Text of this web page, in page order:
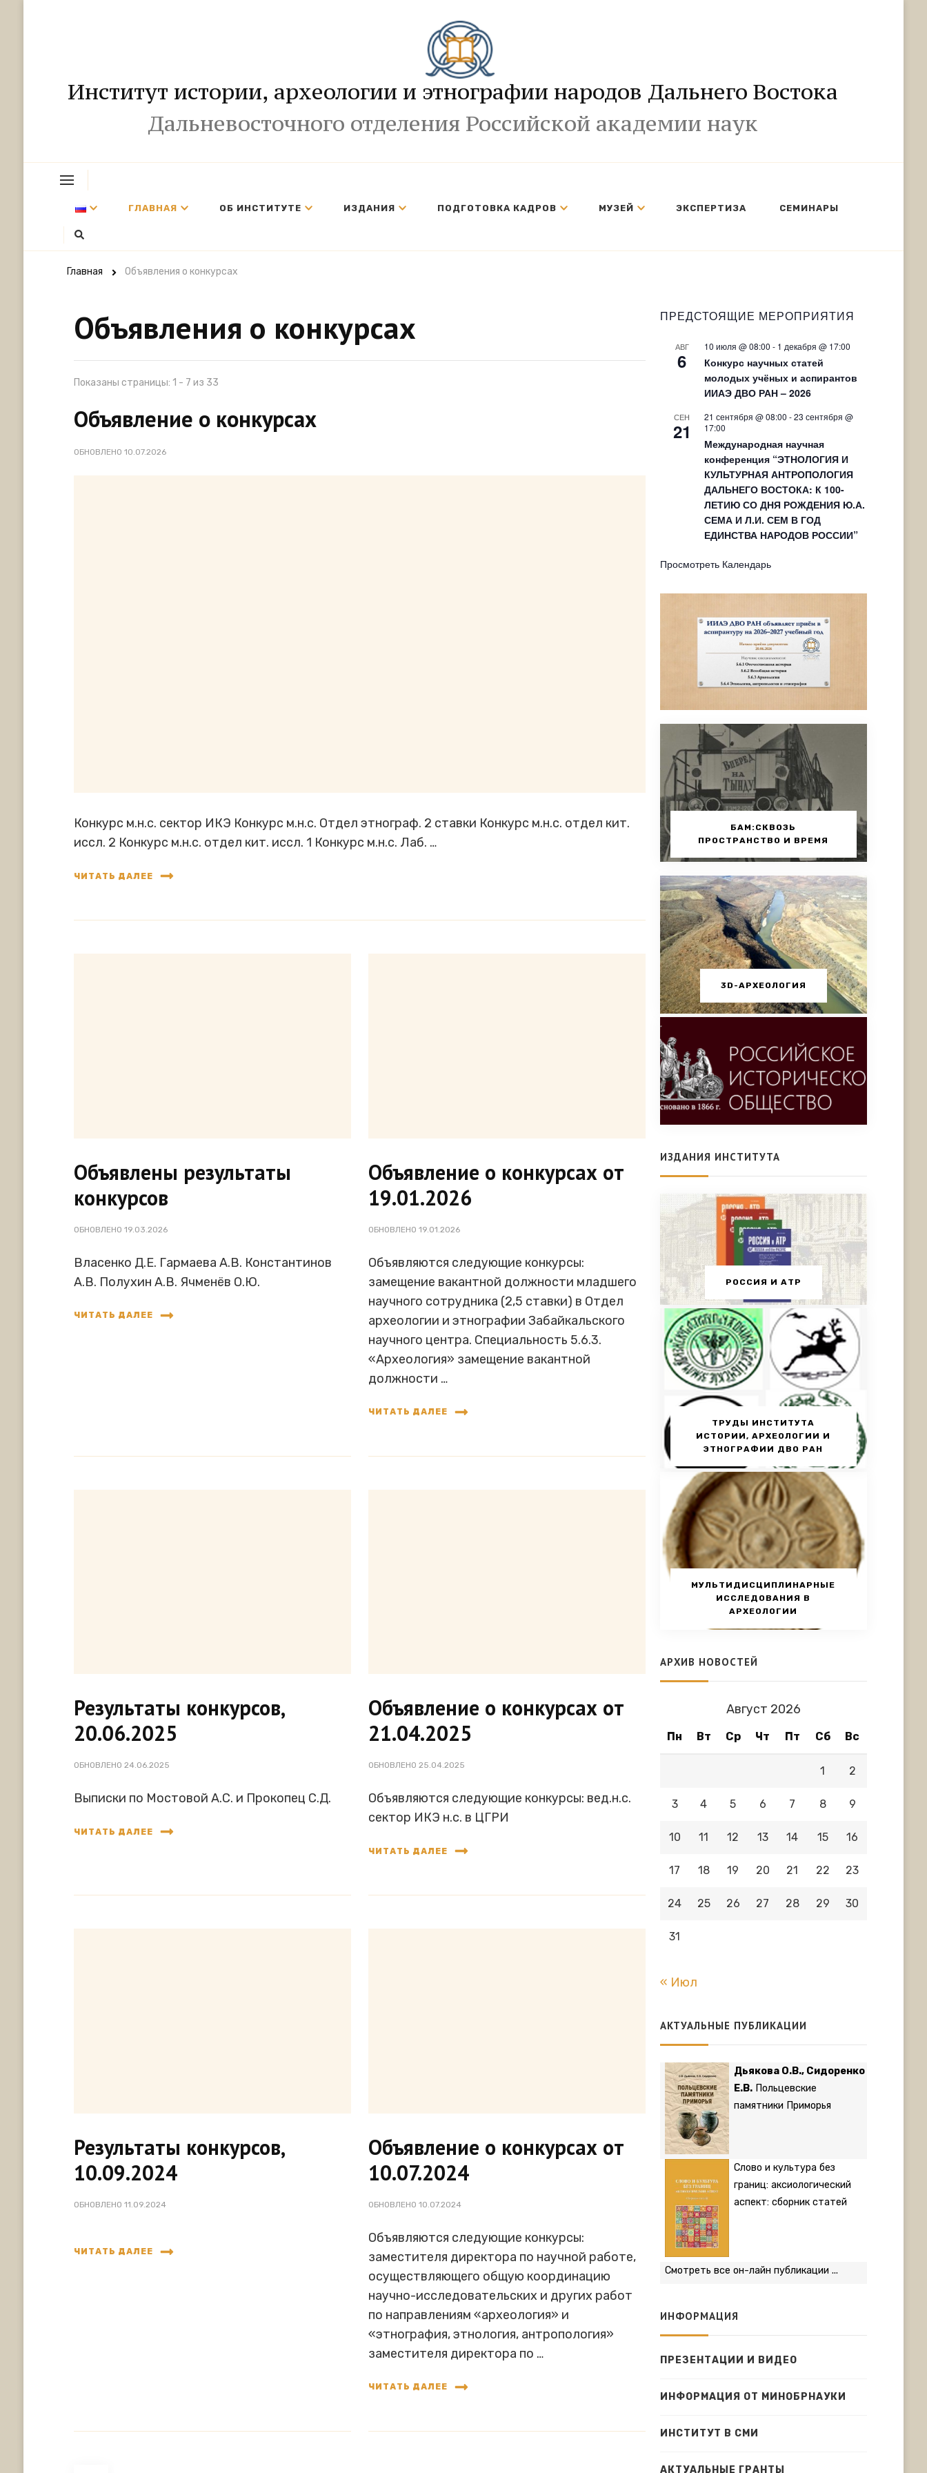
Институт истории, археологии и этнографии народов Дальнего Востока
Дальневосточного отделения Российской академии наук
ГЛАВНАЯ ОБ ИНСТИТУТЕ ИЗДАНИЯ ПОДГОТОВКА КАДРОВ МУЗЕЙ ЭКСПЕРТИЗА СЕМИНАРЫ
Главная Объявления о конкурсах
Объявления о конкурсах
Показаны страницы: 1 - 7 из 33
Объявление о конкурсах
ОБНОВЛЕНО10.07.2026
Конкурс м.н.с. сектор ИКЭ Конкурс м.н.с. Отдел этнограф. 2 ставки Конкурс м.н.с. отдел кит.
иссл. 2 Конкурс м.н.с. отдел кит. иссл. 1 Конкурс м.н.с. Лаб. …
ЧИТАТЬ ДАЛЕЕ
Объявлены результаты
конкурсов
ОБНОВЛЕНО19.03.2026
Власенко Д.Е. Гармаева А.В. Константинов
А.В. Полухин А.В. Ячменёв О.Ю.
ЧИТАТЬ ДАЛЕЕ
Объявление о конкурсах от
19.01.2026
ОБНОВЛЕНО19.01.2026
Объявляются следующие конкурсы:
замещение вакантной должности младшего
научного сотрудника (2,5 ставки) в Отдел
археологии и этнографии Забайкальского
научного центра. Специальность 5.6.3.
«Археология» замещение вакантной
должности …
ЧИТАТЬ ДАЛЕЕ
Результаты конкурсов,
20.06.2025
ОБНОВЛЕНО24.06.2025
Выписки по Мостовой А.С. и Прокопец С.Д.
ЧИТАТЬ ДАЛЕЕ
Объявление о конкурсах от
21.04.2025
ОБНОВЛЕНО25.04.2025
Объявляются следующие конкурсы: вед.н.с.
сектор ИКЭ н.с. в ЦГРИ
ЧИТАТЬ ДАЛЕЕ
Результаты конкурсов,
10.09.2024
ОБНОВЛЕНО11.09.2024
ЧИТАТЬ ДАЛЕЕ
Объявление о конкурсах от
10.07.2024
ОБНОВЛЕНО10.07.2024
Объявляются следующие конкурсы:
заместителя директора по научной работе,
осуществляющего общую координацию
научно-исследовательских и других работ
по направлениям «археология» и
«этнография, этнология, антропология»
заместителя директора по …
ЧИТАТЬ ДАЛЕЕ
ПРЕДСТОЯЩИЕ МЕРОПРИЯТИЯ
АВГ
6
10 июля @ 08:00 - 1 декабря @ 17:00
Конкурс научных статей
молодых учёных и аспирантов
ИИАЭ ДВО РАН – 2026
СЕН
21
21 сентября @ 08:00 -23 сентября @
17:00
Международная научная
конференция “ЭТНОЛОГИЯ И
КУЛЬТУРНАЯ АНТРОПОЛОГИЯ
ДАЛЬНЕГО ВОСТОКА: К 100-
ЛЕТИЮ СО ДНЯ РОЖДЕНИЯ Ю.А.
СЕМА И Л.И. СЕМ В ГОД
ЕДИНСТВА НАРОДОВ РОССИИ”
Просмотреть Календарь
БАМ:СКВОЗЬ
ПРОСТРАНСТВО И ВРЕМЯ
3D-АРХЕОЛОГИЯ
ИЗДАНИЯ ИНСТИТУТА
РОССИЯ И АТР
ТРУДЫ ИНСТИТУТА
ИСТОРИИ, АРХЕОЛОГИИ И
ЭТНОГРАФИИ ДВО РАН
МУЛЬТИДИСЦИПЛИНАРНЫЕ
ИССЛЕДОВАНИЯ В
АРХЕОЛОГИИ
АРХИВ НОВОСТЕЙ
Август 2026
Пн Вт Ср Чт Пт Сб Вс
1 2
3 4 5 6 7 8 9
10 11 12 13 14 15 16
17 18 19 20 21 22 23
24 25 26 27 28 29 30
31
« Июл
АКТУАЛЬНЫЕ ПУБЛИКАЦИИ
Дьякова О.В., Сидоренко
Е.В.Польцевские
памятники Приморья
Слово и культура без
границ: аксиологический
аспект: сборник статей
Смотреть все он-лайн публикации ...
ИНФОРМАЦИЯ
ПРЕЗЕНТАЦИИ И ВИДЕО
ИНФОРМАЦИЯ ОТ МИНОБРНАУКИ
ИНСТИТУТ В СМИ
АКТУАЛЬНЫЕ ГРАНТЫ